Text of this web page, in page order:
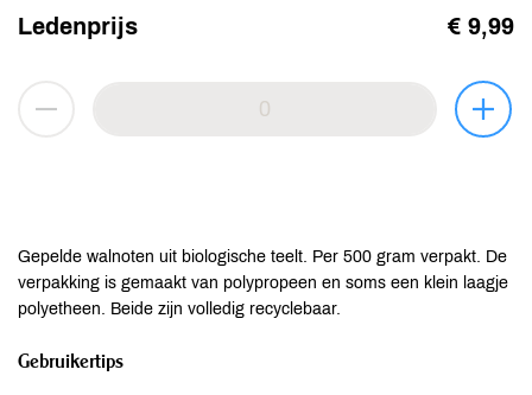
Ledenprijs € 9,99
Gepelde walnoten uit biologische teelt. Per 500 gram verpakt. De
verpakking is gemaakt van polypropeen en soms een klein laagje
polyetheen. Beide zijn volledig recyclebaar.
Gebruikertips